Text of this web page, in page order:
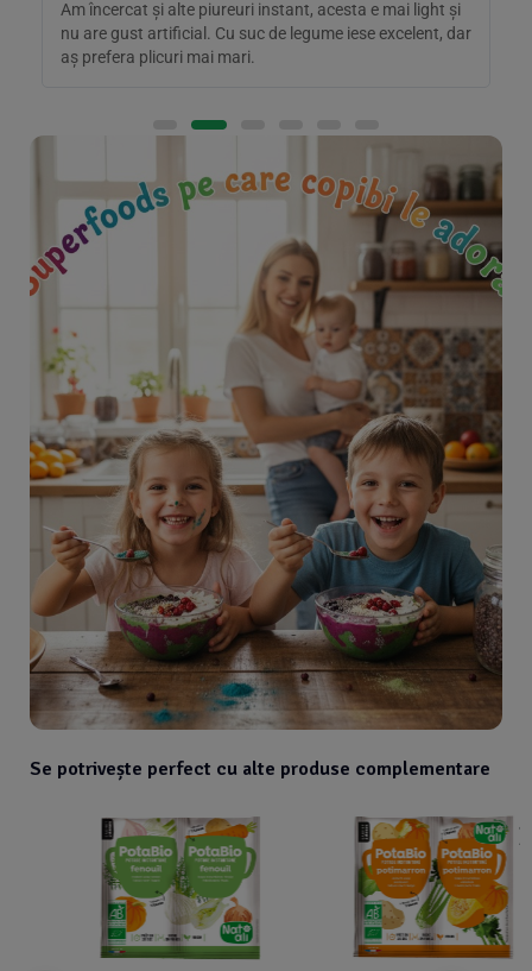
light și
dar
Bun, dar porția de 30 g e cam mică pentru un adult
flămând. Gust plăcut, însă aș vrea mai multă aromă de
morcov.
Se potrivește perfect cu alte produse complementare